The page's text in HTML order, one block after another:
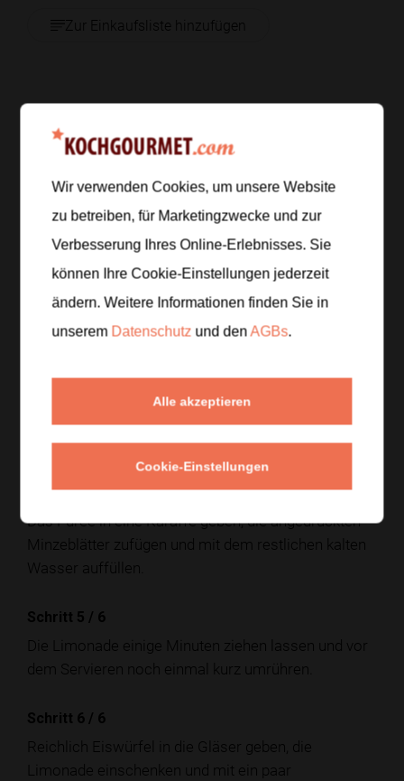
Zur Einkaufsliste hinzufügen
Zubereitung
Die Birnen waschen, entkernen und in Stücke
schneiden. Die Zitrone auspressen und die Minze
waschen.
Wasser fein pürieren.
Den Zucker unter das Birnenpüree rühren, bis er sich
vollständig aufgelöst hat.
Schritt 4/6
Das Püree in eine Karaffe geben, die angedrückten
Minzeblätter zufügen und mit dem restlichen kalten
Wasser auffüllen.
Schritt 5 / 6
Die Limonade einige Minuten ziehen lassen und vor
dem Servieren noch einmal kurz umrühren.
Schritt 6 / 6
Reichlich Eiswürfel in die Gläser geben, die
Limonade einschenken und mit ein paar
Wir verwenden Cookies, um unsere Website
zu betreiben, für Marketingzwecke und zur
Verbesserung Ihres Online-Erlebnisses. Sie
können Ihre Cookie-Einstellungen jederzeit
ändern. Weitere Informationen finden Sie in
unserem Datenschutz und denAGBs.
Alle akzeptieren
Cookie-Einstellungen